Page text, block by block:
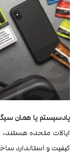
پادسیستم یا همان
ایالات متحده
کیفیت و استاندارد